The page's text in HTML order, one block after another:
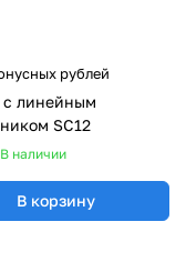
рублей
с линейным
SC12
В наличии
В корзину